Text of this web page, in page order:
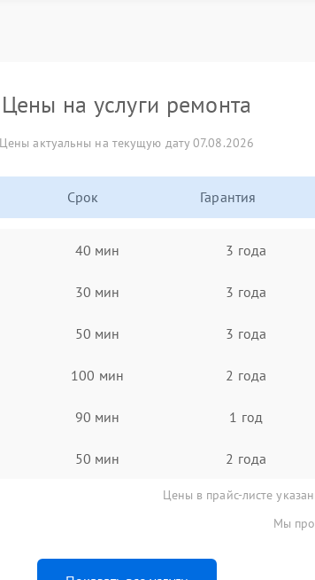
Цены на услуги ремонта
Цены актуальны на текущую дату 07.08.2026
Срок Гарантия
40 мин 3 года
30 мин 3 года
50 мин 3 года
100 мин 2 года
90 мин 1 год
50 мин 2 года
Цены в прайс-листе
Мы